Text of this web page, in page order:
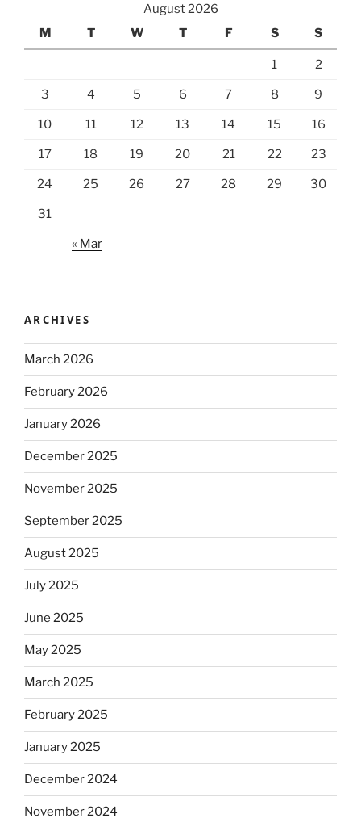
August 2026
M
T W T F S S
1 2
3 4 5 6 7 8 9
10 11 12 13 14 15 16
17 18 19 20 21 22 23
24 25 26 27 28 29 30
31
« Mar
ARCHIVES
March 2026
February 2026
January 2026
December 2025
November 2025
September 2025
August 2025
July 2025
June 2025
May 2025
March 2025
February 2025
January 2025
December 2024
November 2024